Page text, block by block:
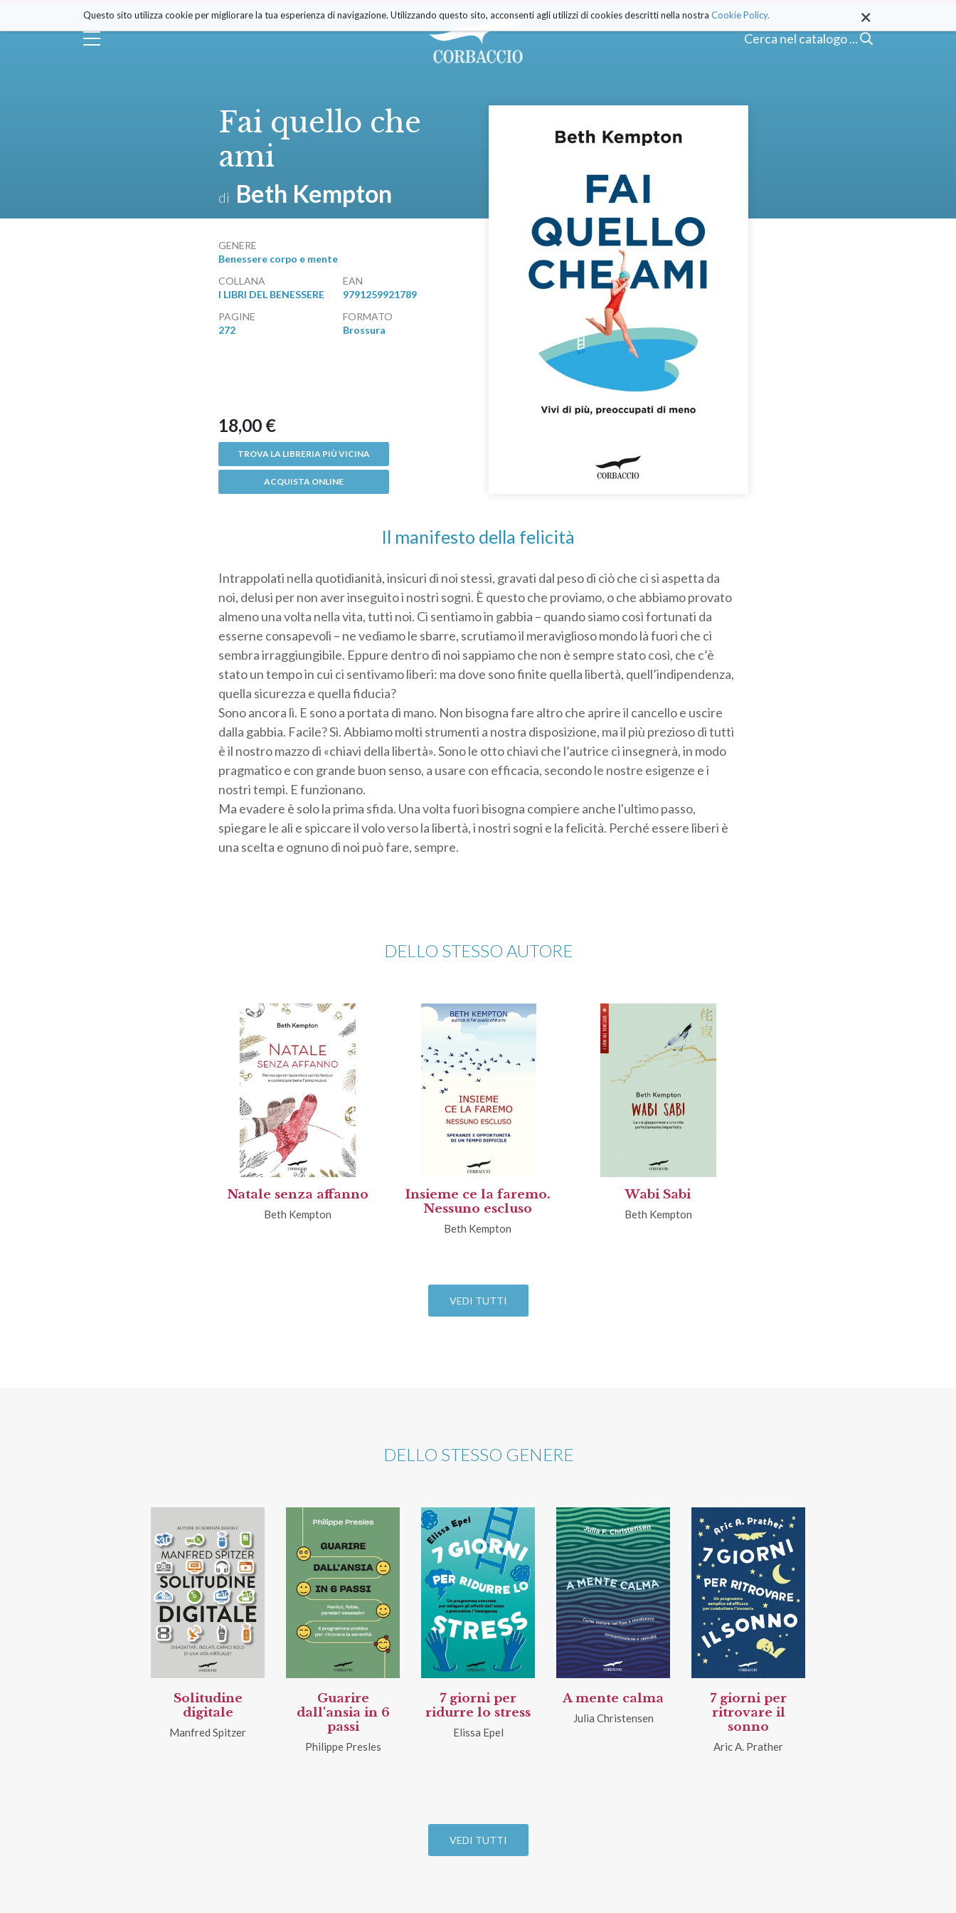
ai
contenuti.
|
Cerca nel catalogo ...
×
Questo sito utilizza cookie per migliorare la tua esperienza di navigazione. Utilizzando questo sito, acconsenti agli utilizzi di cookies descritti nella nostra Cookie Policy.
Fai quello che
ami
di Beth Kempton
GENERE
Benessere corpo e mente
COLLANA
I LIBRI DEL BENESSERE
EAN
9791259921789
PAGINE
272
FORMATO
Brossura
18,00 €
TROVA LA LIBRERIA PIÙ VICINA
ACQUISTA ONLINE
Il manifesto della felicità
Intrappolati nella quotidianità, insicuri di noi stessi, gravati dal peso di ciò che ci si aspetta da
noi, delusi per non aver inseguito i nostri sogni. È questo che proviamo, o che abbiamo provato
almeno una volta nella vita, tutti noi. Ci sentiamo in gabbia – quando siamo così fortunati da
esserne consapevoli – ne vediamo le sbarre, scrutiamo il meraviglioso mondo là fuori che ci
sembra irraggiungibile. Eppure dentro di noi sappiamo che non è sempre stato così, che c’è
stato un tempo in cui ci sentivamo liberi: ma dove sono finite quella libertà, quell’indipendenza,
quella sicurezza e quella fiducia?
Sono ancora lì. E sono a portata di mano. Non bisogna fare altro che aprire il cancello e uscire
dalla gabbia. Facile? Sì. Abbiamo molti strumenti a nostra disposizione, ma il più prezioso di tutti
è il nostro mazzo di «chiavi della libertà». Sono le otto chiavi che l’autrice ci insegnerà, in modo
pragmatico e con grande buon senso, a usare con efficacia, secondo le nostre esigenze e i
nostri tempi. E funzionano.
Ma evadere è solo la prima sfida. Una volta fuori bisogna compiere anche l'ultimo passo,
spiegare le ali e spiccare il volo verso la libertà, i nostri sogni e la felicità. Perché essere liberi è
una scelta e ognuno di noi può fare, sempre.
DELLO STESSO AUTORE
Natale senza affanno
Beth Kempton
Insieme ce la faremo.
Nessuno escluso
Beth Kempton
Wabi Sabi
Beth Kempton
VEDI TUTTI
DELLO STESSO GENERE
Solitudine
digitale
Manfred Spitzer
Guarire
dall'ansia in 6
passi
Philippe Presles
7 giorni per
ridurre lo stress
Elissa Epel
A mente calma
Julia Christensen
7 giorni per
ritrovare il
sonno
Aric A. Prather
VEDI TUTTI